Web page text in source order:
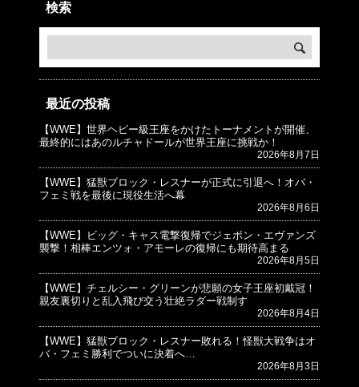
検索
最近の投稿
【WWE】世界ヘビー級王座をかけたトーナメントが開催、
最終的にはあのルチャドールが世界王座に挑戦か！
2026年8月7日
【WWE】猛獣ブロック・レスナーが正式に引退へ！オバ・
フェミ戦を最後に現役生活へ幕
2026年8月6日
【WWE】ビッグ・キャス電撃復帰でジェボン・エヴァンズ
襲撃！相棒エンツォ・アモーレの復帰にも期待高まる
2026年8月5日
【WWE】チェルシー・グリーンが悲願の女子王座初戴冠！
親友裏切りと乱入飛び交う壮絶ラダー戦制す
2026年8月4日
【WWE】猛獣ブロック・レスナー敗れる！怪獣大戦争はオ
バ・フェミ勝利でついに決着へ…
2026年8月3日
© プロレスJunkie ～WWEの最新情報 USA～